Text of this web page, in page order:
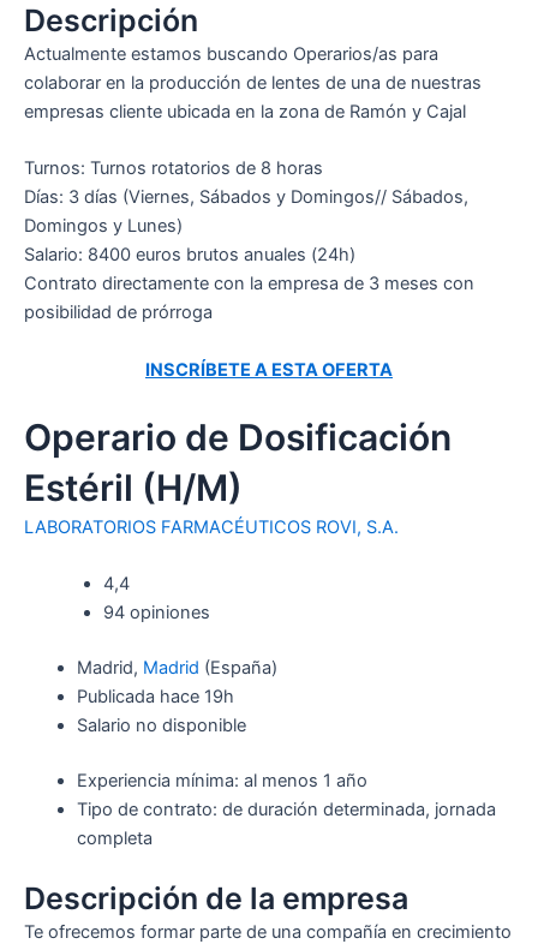
Descripción
Actualmente estamos buscando Operarios/as para
colaborar en la producción de lentes de una de nuestras
empresas cliente ubicada en la zona de Ramón y Cajal
Turnos: Turnos rotatorios de 8 horas
Días: 3 días (Viernes, Sábados y Domingos// Sábados,
Domingos y Lunes)
Salario: 8400 euros brutos anuales (24h)
Contrato directamente con la empresa de 3 meses con
posibilidad de prórroga
INSCRÍBETE A ESTA OFERTA
Operario de Dosificación
Estéril (H/M)
LABORATORIOS FARMACÉUTICOS ROVI, S.A.
4,4
94 opiniones
Madrid, Madrid (España)
Publicada hace 19h
Salario no disponible
Experiencia mínima: al menos 1 año
Tipo de contrato: de duración determinada, jornada
completa
Descripción de la empresa
Te ofrecemos formar parte de una compañía en crecimiento